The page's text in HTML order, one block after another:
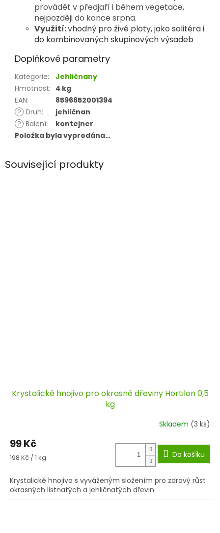
provádět v předjaří i během vegetace,
nejpozději do konce srpna.
Využití:vhodný pro živé ploty, jako solitéra i
do kombinovaných skupinových výsadeb
Doplňkové parametry
Kategorie:
Jehličnany
Hmotnost: 4 kg
EAN:
8596652001394
? Druh:
jehličnan
? Balení:
kontejner
Položka byla vyprodána…
Související produkty
Krystalické hnojivo pro okrasné dřeviny Hortilon 0,5
kg
Skladem (3 ks)
99 Kč
Měrná
198 Kč / 1 kg Do košíku
Krystalické hnojivo s vyváženým složením pro zdravý růst
okrasných listnatých a jehličnatých dřevin